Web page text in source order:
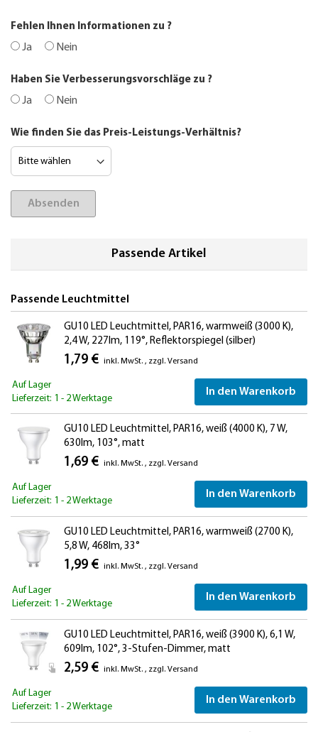
Fehlen Ihnen Informationen zu ?
Ja Nein
Haben Sie Verbesserungsvorschläge zu ?
Ja Nein
Wie finden Sie das Preis-Leistungs-Verhältnis?
Absenden
Passende Artikel
Passende Leuchtmittel
GU10 LED Leuchtmittel, PAR16, warmweiß (3000 K),
2,4 W, 227lm, 119°, Reflektorspiegel (silber)
1,79 € inkl. MwSt. , zzgl. Versand
Auf Lager
Lieferzeit: 1 - 2 Werktage
In den Warenkorb
GU10 LED Leuchtmittel, PAR16, weiß (4000 K), 7 W,
630lm, 103°, matt
1,69 € inkl. MwSt. , zzgl. Versand
Auf Lager
Lieferzeit: 1 - 2 Werktage
In den Warenkorb
GU10 LED Leuchtmittel, PAR16, warmweiß (2700 K),
5,8 W, 468lm, 33°
1,99 € inkl. MwSt. , zzgl. Versand
Auf Lager
Lieferzeit: 1 - 2 Werktage
In den Warenkorb
GU10 LED Leuchtmittel, PAR16, weiß (3900 K), 6,1 W,
609lm, 102°, 3-Stufen-Dimmer, matt
2,59 € inkl. MwSt. , zzgl. Versand
Auf Lager
Lieferzeit: 1 - 2 Werktage
In den Warenkorb